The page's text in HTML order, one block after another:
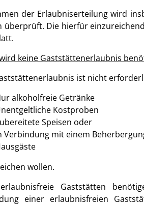
der Erlaubniserteilung wird
überprüft. Die hierfür
keine Gaststättenerlaubnis
ist nicht
alkoholfreie Getränke
Kostproben
Speisen oder
Verbindung mit einem
wollen.
Gaststätten
einer erlaubnisfreien